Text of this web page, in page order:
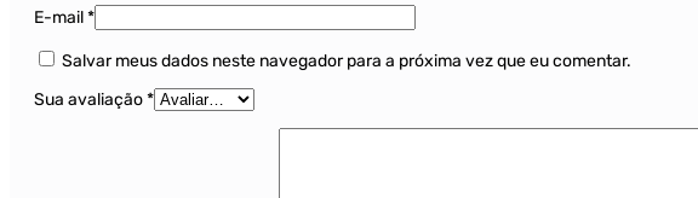
E-mail*
Salvar meus dados neste navegador para a próxima vez que eu comentar.
Sua avaliação*